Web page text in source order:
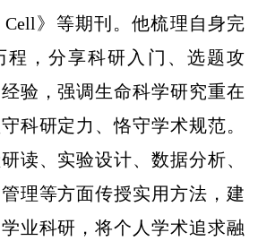
Cell》等期刊。他梳理自身完
程，分享科研入门、选题攻
验，强调生命科学研究重在
科研定力、恪守学术规范。
读、实验设计、数据分析、
理等方面传授实用方法，建
业科研，将个人学术追求融